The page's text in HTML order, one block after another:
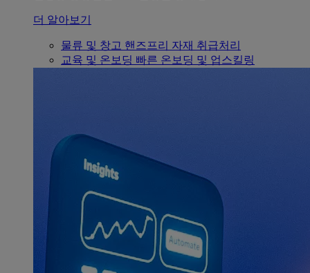
더 알아보기
물류 및 창고 핸즈프리 자재 취급처리
교육 및 온보딩 빠른 온보딩 및 업스킬링